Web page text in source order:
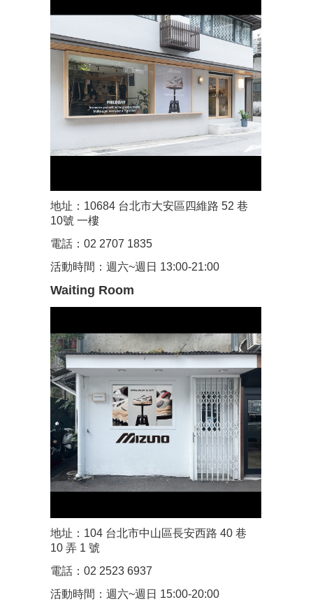
地址：10684 台北市大安區四維路 52 巷
10號 一樓
電話：02 2707 1835
活動時間：週六~週日 13:00-21:00
Waiting Room
地址：104 台北市中山區長安西路 40 巷
10 弄 1 號
電話：02 2523 6937
活動時間：週六~週日 15:00-20:00